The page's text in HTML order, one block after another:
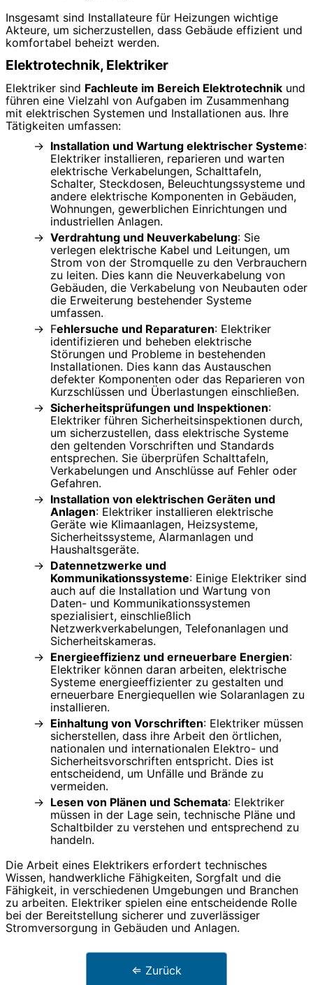
Insgesamt sind Installateure für Heizungen wichtige
Akteure, um sicherzustellen, dass Gebäude effizient und
komfortabel beheizt werden.
Elektrotechnik, Elektriker
Elektriker sind Fachleute im Bereich Elektrotechnik und
führen eine Vielzahl von Aufgaben im Zusammenhang
mit elektrischen Systemen und Installationen aus. Ihre
Tätigkeiten umfassen:
Installation und Wartung elektrischer Systeme:
Elektriker installieren, reparieren und warten
elektrische Verkabelungen, Schalttafeln,
Schalter, Steckdosen, Beleuchtungssysteme und
andere elektrische Komponenten in Gebäuden,
Wohnungen, gewerblichen Einrichtungen und
industriellen Anlagen.
Verdrahtung und Neuverkabelung: Sie
verlegen elektrische Kabel und Leitungen, um
Strom von der Stromquelle zu den Verbrauchern
zu leiten. Dies kann die Neuverkabelung von
Gebäuden, die Verkabelung von Neubauten oder
die Erweiterung bestehender Systeme
umfassen.
Fehlersuche und Reparaturen: Elektriker
identifizieren und beheben elektrische
Störungen und Probleme in bestehenden
Installationen. Dies kann das Austauschen
defekter Komponenten oder das Reparieren von
Kurzschlüssen und Überlastungen einschließen.
Sicherheitsprüfungen und Inspektionen:
Elektriker führen Sicherheitsinspektionen durch,
um sicherzustellen, dass elektrische Systeme
den geltenden Vorschriften und Standards
entsprechen. Sie überprüfen Schalttafeln,
Verkabelungen und Anschlüsse auf Fehler oder
Gefahren.
Installation von elektrischen Geräten und
Anlagen: Elektriker installieren elektrische
Geräte wie Klimaanlagen, Heizsysteme,
Sicherheitssysteme, Alarmanlagen und
Haushaltsgeräte.
Datennetzwerke und
Kommunikationssysteme: Einige Elektriker sind
auch auf die Installation und Wartung von
Daten- und Kommunikationssystemen
spezialisiert, einschließlich
Netzwerkverkabelungen, Telefonanlagen und
Sicherheitskameras.
Energieeffizienz und erneuerbare Energien:
Elektriker können daran arbeiten, elektrische
Systeme energieeffizienter zu gestalten und
erneuerbare Energiequellen wie Solaranlagen zu
installieren.
Einhaltung von Vorschriften: Elektriker müssen
sicherstellen, dass ihre Arbeit den örtlichen,
nationalen und internationalen Elektro- und
Sicherheitsvorschriften entspricht. Dies ist
entscheidend, um Unfälle und Brände zu
vermeiden.
Lesen von Plänen und Schemata: Elektriker
müssen in der Lage sein, technische Pläne und
Schaltbilder zu verstehen und entsprechend zu
handeln.
Die Arbeit eines Elektrikers erfordert technisches
Wissen, handwerkliche Fähigkeiten, Sorgfalt und die
Fähigkeit, in verschiedenen Umgebungen und Branchen
zu arbeiten. Elektriker spielen eine entscheidende Rolle
bei der Bereitstellung sicherer und zuverlässiger
Stromversorgung in Gebäuden und Anlagen.
⇐ Zurück